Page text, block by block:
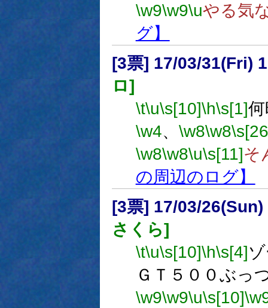
\w9\w9\uやる気
グ】
[3票] 17/03/31(Fri)
ロ]
\t\u\s[10]\h\s[1]
\w4、 \w8\w8
\w8\w8\u\s[11]そ
の周辺のログ】
[3票] 17/03/
さくら]
\t\u\s[10]\h\s[4]
ＧＴ５００ぶっ
\w9\w9\u\s[10]